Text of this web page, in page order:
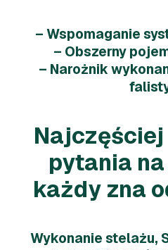
– Wspomaganie
– Obszerny
– Narożnik
pytania
każdy zna
Wykonanie stelażu,